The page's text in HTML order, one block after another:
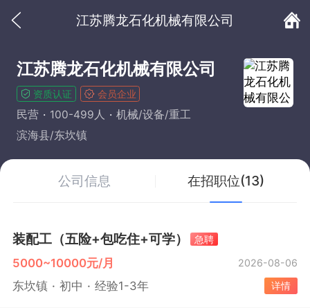
江苏腾龙石化机械有限公司
江苏腾龙石化机械有限公司
资质认证 会员企业
民营 100-499人
机械/设备/重工
滨海县/东坎镇
公司信息 在招职位(13)
装配工（五险+包吃住+可学） 急聘
5000~10000元/月 2026-08-06
东坎镇 初中 经验1-3年 详情